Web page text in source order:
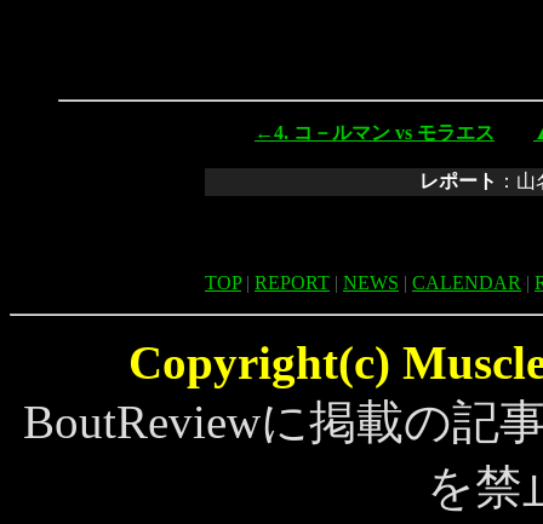
←4. コ－ルマン vs モラエス
レポート ：
TOP| REPORT | NEWS | CALENDAR |
Copyright(c)
BoutReviewに掲載の記
を禁